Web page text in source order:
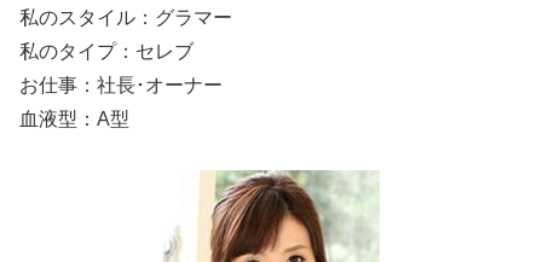
私のスタイル：グラマー
私のタイプ：セレブ
お仕事：社長･オーナー
血液型：A型